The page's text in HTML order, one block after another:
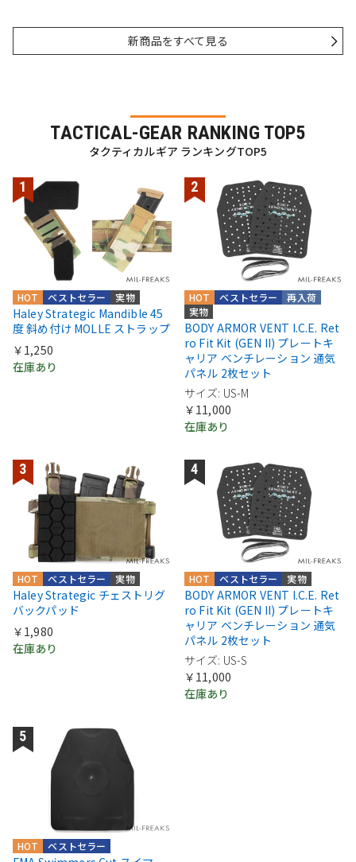
新商品をすべて見る
TACTICAL-GEAR RANKING TOP5
タクティカルギア ランキングTOP5
実物
ベストセラー
HOT
Haley Strategic Mandible 45
度 斜め付け MOLLE ストラップ
￥1,250
在庫あり
実物
再入荷
ベストセラー
HOT
BODY ARMOR VENT I.C.E. Ret
ro Fit Kit (GEN II) プレートキ
ャリア ベンチレーション 通気
パネル 2枚セット
サイズ: US-M
￥11,000
在庫あり
実物
ベストセラー
HOT
Haley Strategic チェストリグ
バックパッド
￥1,980
在庫あり
実物
ベストセラー
HOT
BODY ARMOR VENT I.C.E. Ret
ro Fit Kit (GEN II) プレートキ
ャリア ベンチレーション 通気
パネル 2枚セット
サイズ: US-S
￥11,000
在庫あり
ベストセラー
HOT